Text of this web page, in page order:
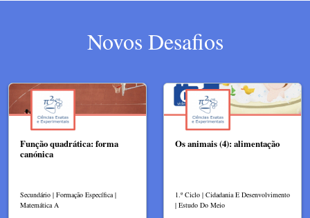
Novos Desafios
Função quadrática: forma
canónica
Secundário | Formação Específica |
Matemática A
Os animais (4): alimentação
1.º Ciclo | Cidadania E Desenvolvimento
| Estudo Do Meio